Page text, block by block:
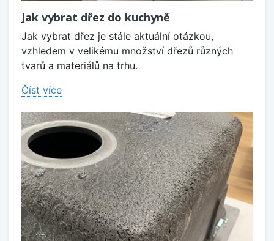
Jak vybrat dřez do kuchyně
Jak vybrat dřez je stále aktuální otázkou,
vzhledem v velikému množství dřezů různých
tvarů a materiálů na trhu.
Číst více